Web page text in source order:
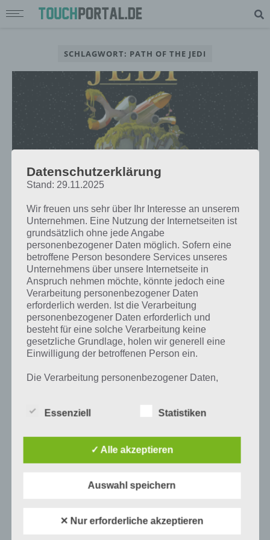
SCHLAGWORT: PATH OF THE JEDI
TIPPS & TRICKS
ANGRY BIRDS STAR WARS: PATH OF
THE JEDI KOSTENLOS
FREISCHALTEN – OHNE IN-APP-
KAUF
PAUL STELZER-14. NOVEMBER 2012
Die Spiele App Angry Birds Star Wars ist derzeit sehr
beliebt bei den Spielern. Dabei gibt es bereits 80 Level
+ Bonus Level. Außerdem gibt es noch…
Datenschutzerklärung
Stand: 29.11.2025
Wir freuen uns sehr über Ihr Interesse an unserem
Unternehmen. Eine Nutzung der Internetseiten ist
grundsätzlich ohne jede Angabe
personenbezogener Daten möglich. Sofern eine
betroffene Person besondere Services unseres
Unternehmens über unsere Internetseite in
Anspruch nehmen möchte, könnte jedoch eine
Verarbeitung personenbezogener Daten
erforderlich werden. Ist die Verarbeitung
personenbezogener Daten erforderlich und
besteht für eine solche Verarbeitung keine
gesetzliche Grundlage, holen wir generell eine
Einwilligung der betroffenen Person ein.
Die Verarbeitung personenbezogener Daten,
Person, erfolgt stets im Einklang mit der
Übereinstimmung mit den für uns geltenden
landesspezifischen Datenschutzbestimmungen.
Mittels dieser Datenschutzerklärung möchte unser
und Zweck der von uns erhobenen, genutzten und
mittels dieser Datenschutzerklärung über die ihnen
Essenziell Statistiken
✓ Alle akzeptieren
Auswahl speichern
✕ Nur erforderliche akzeptieren